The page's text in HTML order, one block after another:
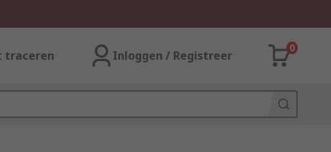
traceren Inloggen / Registreer
0